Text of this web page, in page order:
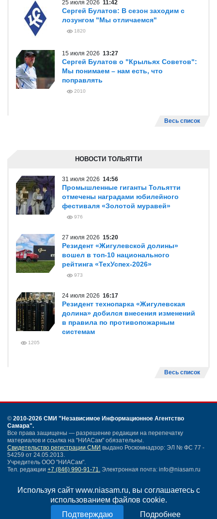
Используя сайт www.niasam.ru, вы соглашаетесь с
использованием файлов cookie.
Подробнее
25 июля 2026 11:42
Сергей Булатов: В сезон заходим с
лозунгом "Мы отличаемся"
1820
15 июля 2026 13:27
Сергей Булатов о "Крыльях Советов":
Мы понимаем – нам есть, что
поправлять
2010
Весь список
НОВОСТИ ТОЛЬЯТТИ
31 июля 2026 14:56
Промышленные гиганты Тольятти
отмечены наградами юбилейного
фестиваля «Золотой муравей»
976
27 июля 2026 15:20
Резидент «Жигулевской долины»
вошел в топ-10 национального
рейтинга «ТехУспех-2026»
973
24 июля 2026 16:17
Резидент технопарка «Жигулевская
долина» добился внесения изменений
в правила по противопожарным
системам
1205
Весь список
© 2010-2026 СМИ "Независимое Информационное Агентство
Самара".
Все права защищены — разрешение редакции на перепечатку
материалов и ссылка на "НИАСам" обязательны.
Свидетельство регистрации СМИ выдано Роскомнадзор: ЭЛ № ФС 77 -
54259 от 24.05.2013.
Учредитель ООО "НИАСам".
Тел. редакции +7 (846) 990-91-71. Электронная почта: info@niasam.ru
Карта сайта
Нашли ошибку?
Политика конфиденциальности